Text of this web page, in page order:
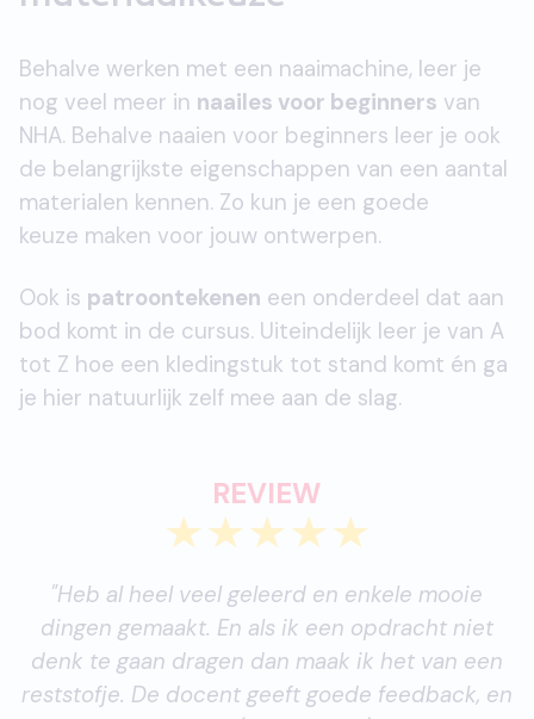
Behalve werken met een naaimachine, leer je
nog veel meer in naailes voor beginners van
NHA. Behalve naaien voor beginners leer je ook
de belangrijkste eigenschappen van een aantal
materialen kennen. Zo kun je een goede
keuze maken voor jouw ontwerpen.
Ook is patroontekenen een onderdeel dat aan
bod komt in de cursus. Uiteindelijk leer je van A
tot Z hoe een kledingstuk tot stand komt én ga
je hier natuurlijk zelf mee aan de slag.
REVIEW
"Heb al heel veel geleerd en enkele mooie
dingen gemaakt. En als ik een opdracht niet
denk te gaan dragen dan maak ik het van een
reststofje. De docent geeft goede feedback, en